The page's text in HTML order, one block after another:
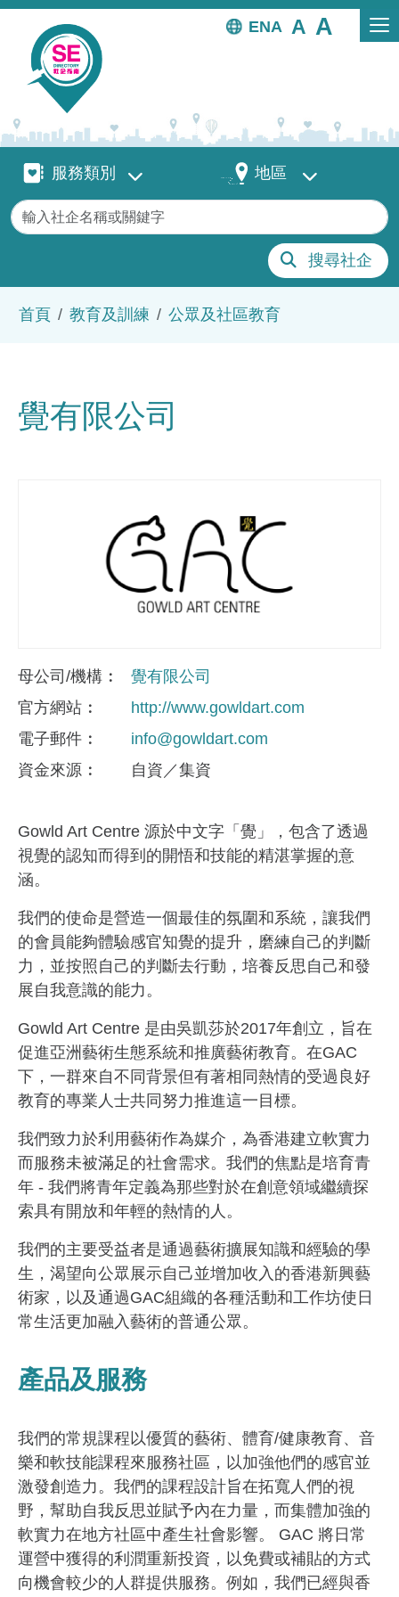
移至主內容
EN
服務類別服務類別 地區 地區
關鍵字
搜尋社企
首頁 教育及訓練 公眾及社區教育
覺有限公司
母公司/機構
覺有限公司
官方網站
http://www.gowldart.com
電子郵件
info@gowldart.com
資金來​源
自資／集資
Gowld Art Centre 源於中文字「覺」，包含了透過
視覺的認知而得到的開悟和技能的精湛掌握的意
涵。
我們的使命是營造一個最佳的氛圍和系統，讓我們
的會員能夠體驗感官知覺的提升，磨練自己的判斷
力，並按照自己的判斷去行動，培養反思自己和發
展自我意識的能力。
Gowld Art Centre 是由吳凱莎於2017年創立，旨在
促進亞洲藝術生態系統和推廣藝術教育。在GAC
下，一群來自不同背景但有著相同熱情的受過良好
教育的專業人士共同努力推進這一目標。
我們致力於利用藝術作為媒介，為香港建立軟實力
而服務未被滿足的社會需求。我們的焦點是培育青
年 - 我們將青年定義為那些對於在創意領域繼續探
索具有開放和年輕的熱情的人。
我們的主要受益者是通過藝術擴展知識和經驗的學
生，渴望向公眾展示自己並增加收入的香港新興藝
術家，以及通過GAC組織的各種活動和工作坊使日
常生活更加融入藝術的普通公眾。
產品及服務
我們的常規課程以優質的藝術、體育/健康教育、音
樂和軟技能課程來服務社區，以加強他們的感官並
激發創造力。我們的課程設計旨在拓寬人們的視
野，幫助自我反思並賦予內在力量，而集體加強的
軟實力在地方社區中產生社會影響。 GAC 將日常
運營中獲得的利潤重新投資，以免費或補貼的方式
向機會較少的人群提供服務。例如，我們已經與香